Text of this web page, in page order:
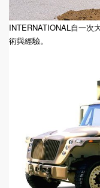
INTERNATIONAL自一次
術與經驗。